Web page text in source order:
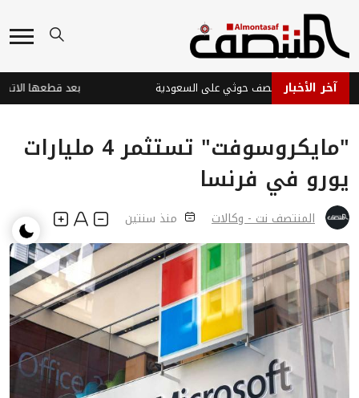
آخر الأخبار
نجران جراء قصف حوثي على السعودية
"مايكروسوفت" تستثمر 4 مليارات
يورو في فرنسا
المنتصف نت - وكالات منذ سنتين